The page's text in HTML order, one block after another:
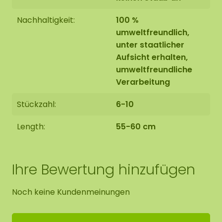
Nachhaltigkeit:
100 %
umweltfreundlich,
unter staatlicher
Aufsicht erhalten,
umweltfreundliche
Verarbeitung
Stückzahl:
6-10
Length:
55-60 cm
Ihre Bewertung hinzufügen
Noch keine Kundenmeinungen